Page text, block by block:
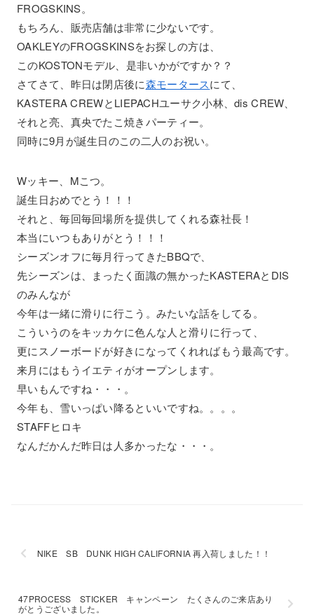
FROGSKINS。
もちろん、販売店舗は非常に少ないです。
OAKLEYのFROGSKINSをお探しの方は、
このKOSTONモデル、是非いかがですか？？
さてさて、昨日は閉店後に森モータースにて、
KASTERA CREWとLIEPACHユーサク小林、dis CREW、
それと亮、真央でたこ焼きパーティー。
同時に9月が誕生日のこの二人のお祝い。
Wッキー、Mこつ。
誕生日おめでとう！！！
それと、毎回毎回場所を提供してくれる森社長！
本当にいつもありがとう！！！
シーズンオフに毎月行ってきたBBQで、
先シーズンは、まったく面識の無かったKASTERAとDIS
のみんなが
今年は一緒に滑りに行こう。みたいな話をしてる。
こういうのをキッカケに色んな人と滑りに行って、
更にスノーボードが好きになってくれればもう最高です。
来月にはもうイエティがオープンします。
早いもんですね・・・。
今年も、雪いっぱい降るといいですね。。。。
STAFFヒロキ
なんだかんだ昨日は人多かったな・・・。
NIKE SB DUNK HIGH CALIFORNIA 再入荷しました！！
47PROCESS STICKER キャンペーン たくさんのご来店あり
がとうございました。